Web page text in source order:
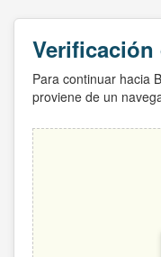
Verificación
Para continuar hacia
proviene de un